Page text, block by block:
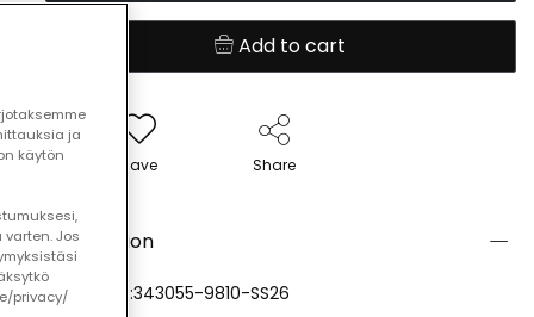
Add to cart
Save Share
Description
REFERENCE:343055-9810-SS26
ja
käytön
Jos
privacy/